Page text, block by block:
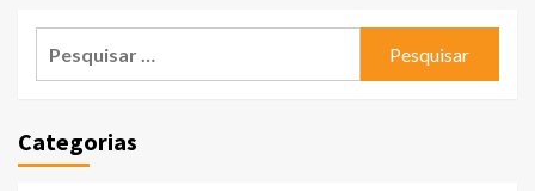
Categorias